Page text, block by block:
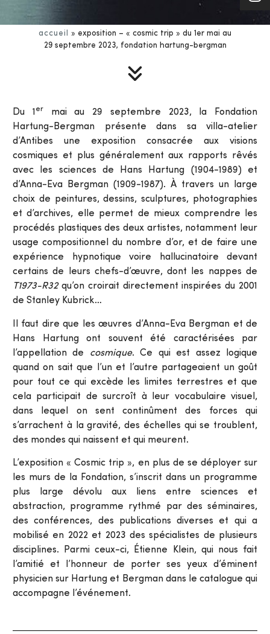
accueil » exposition – « cosmic trip » du 1er mai au
29 septembre 2023, fondation hartung-bergman
Du 1er
mai au 29 septembre 2023, la Fondation
Hartung-Bergman présente dans sa villa-atelier
d’Antibes une exposition consacrée aux visions
cosmiques et plus généralement aux rapports rêvés
avec les sciences de Hans Hartung (1904-1989) et
d’Anna-Eva Bergman (1909-1987). À travers un large
choix de peintures, dessins, sculptures, photographies
et d’archives, elle permet de mieux comprendre les
procédés plastiques des deux artistes, notamment leur
usage compositionnel du nombre d’or, et de faire une
expérience hypnotique voire hallucinatoire devant
certains de leurs chefs-d’œuvre, dont les nappes de
T1973-R32qu’on croirait directement inspirées du 2001
de Stanley Kubrick…
Il faut dire que les œuvres d’Anna-Eva Bergman et de
Hans Hartung ont souvent été caractérisées par
l’appellation de cosmique. Ce qui est assez logique
quand on sait que l’un et l’autre partageaient un goût
pour tout ce qui excède les limites terrestres et que
cela participait de surcroît à leur vocabulaire visuel,
dans lequel on sent continûment des forces qui
s’arrachent à la gravité, des échelles qui se troublent,
des mondes qui naissent et qui meurent.
L’exposition « Cosmic trip », en plus de se déployer sur
les murs de la Fondation, s’inscrit dans un programme
plus large dévolu aux liens entre sciences et
abstraction, programme rythmé par des séminaires,
des conférences, des publications diverses et qui a
mobilisé en 2022 et 2023 des spécialistes de plusieurs
disciplines. Parmi ceux-ci, Étienne Klein, qui nous fait
l’amitié et l’honneur de porter ses yeux d’éminent
physicien sur Hartung et Bergman dans le catalogue qui
accompagne l’événement.